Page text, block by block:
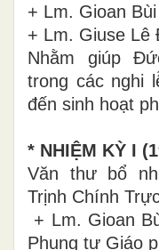
+ Lm. Gioan
+ Lm. Giuse Lê
Nhằm giúp
trong các nghi
đến sinh hoạt
* NHIỆM KỲ I
Văn thư bổ
Trịnh Chính
+ Lm. Gioan
Phụng tự Giáo